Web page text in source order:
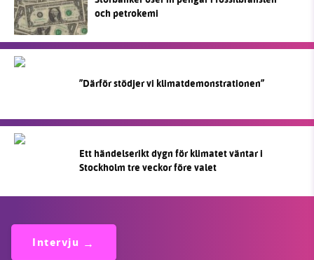
och petrokemi
”Därför stödjer vi klimatdemonstrationen”
Ett händelserikt dygn för klimatet väntar i
Stockholm tre veckor före valet
Intervju